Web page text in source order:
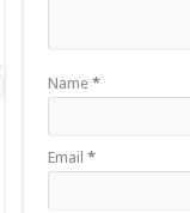
Name*
Email*